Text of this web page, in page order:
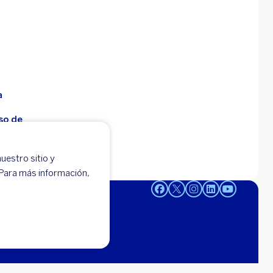
sitio y
más información,
de
-